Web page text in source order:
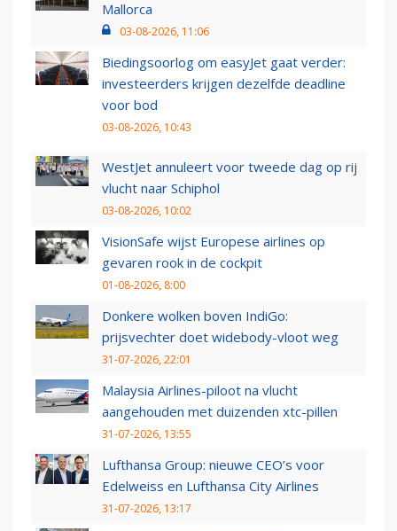
Mallorca
03-08-2026, 11:06
Biedingsoorlog om easyJet gaat verder:
investeerders krijgen dezelfde deadline
voor bod
03-08-2026, 10:43
WestJet annuleert voor tweede dag op rij
vlucht naar Schiphol
03-08-2026, 10:02
VisionSafe wijst Europese airlines op
gevaren rook in de cockpit
01-08-2026, 8:00
Donkere wolken boven IndiGo:
prijsvechter doet widebody-vloot weg
31-07-2026, 22:01
Malaysia Airlines-piloot na vlucht
aangehouden met duizenden xtc-pillen
31-07-2026, 13:55
Lufthansa Group: nieuwe CEO’s voor
Edelweiss en Lufthansa City Airlines
31-07-2026, 13:17